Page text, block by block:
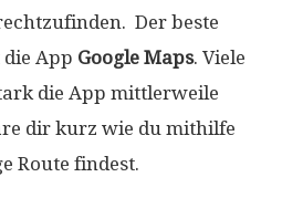
Der beste
die App Google Maps. Viele
die App mittlerweile
dir kurz wie du mithilfe
Route findest.